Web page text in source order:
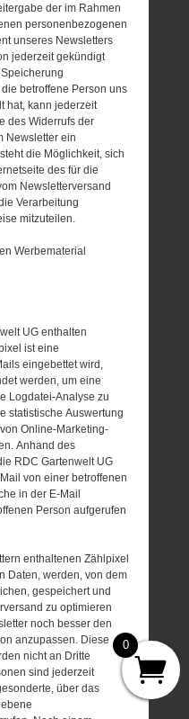
der im Rahmen
personenbezogenen
unseres Newsletters
jederzeit gekündigt
betroffene Person uns
hat, kann jederzeit
des Widerrufs der
Newsletter ein
die Möglichkeit, sich
des für die
Newsletterversand
Verarbeitung
mitzuteilen.
Werbematerial
UG enthalten
ist eine
eingebettet wird,
werden, um eine
Logdatei-Analyse zu
statistische Auswertung
Online-Marketing-
Anhand des
RDC Gartenwelt UG
von einer betroffenen
in der E-Mail
Person aufgerufen
enthaltenen Zählpixel
Daten, werden, von dem
gespeichert und
zu optimieren
noch besser den
anzupassen. Diese
nicht an Dritte
sind jederzeit
über das
0